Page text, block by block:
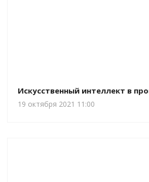
Искусственный интеллект в
19 октября 2021 11:00